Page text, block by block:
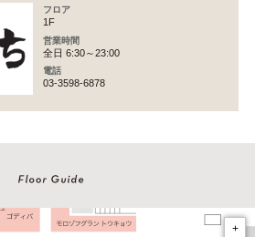
フロア
1F
営業時間
全日 6:30～23:00
電話
03-3598-6878
+